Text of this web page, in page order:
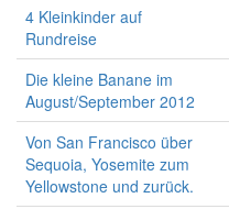
4 Kleinkinder auf
Rundreise
Die kleine Banane im
August/September 2012
Von San Francisco über
Sequoia, Yosemite zum
Yellowstone und zurück.